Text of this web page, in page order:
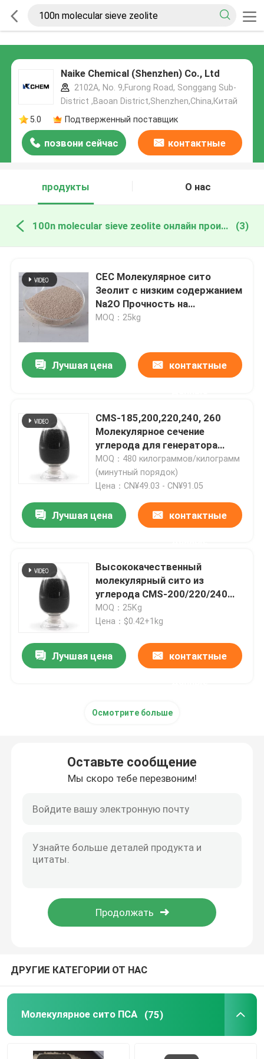
Naike Chemical (Shenzhen) Co., Ltd
2102A, No. 9,Furong Road, Songgang Sub-
District ,Baoan District,Shenzhen,China,Китай
5.0
Подтверженный поставщик
позвони сейчас контактные
продукты
О нас
100n molecular sieve zeolite онлайн производство (3)
CEC Молекулярное сито
Зеолит с низким содержанием
Na2O Прочность на
раздавление 30-100N LOI 4-7%
MOQ：25kg
Лучшая цена контактные
CMS-185,200,220,240, 260
Молекулярное сечение
углерода для генератора
азота
MOQ：480 килограммов/килограмм
(минутный порядок)
Цена：CN¥49.03 - CN¥91.05
Лучшая цена контактные
Высококачественный
молекулярный сито из
углерода CMS-200/220/240
для цеолита катализатора
концентратора азота
MOQ：25Kg
Цена：$0.42+1kg
Лучшая цена контактные
Осмотрите больше
Оставьте сообщение
Мы скоро тебе перезвоним!
ДРУГИЕ КАТЕГОРИИ ОТ НАС
Молекулярное сито ПСА (75)